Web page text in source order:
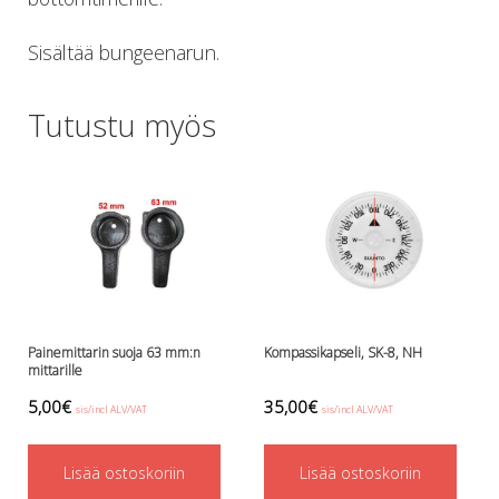
Pullot ja tarvikkeet
Pulloventtiilit ja varaosat
Tarvikkeet pulloihin
Puvut ja aluspuvut
Regulaattorit ja tarvikkeet
Skootterit ja osat
Snorklaus/perusvälineet
Sisältää bungeenarun.
Tutustu myös
Painemittarin suoja 63 mm:n
mittarille
5,00€ sis/incl ALV/VAT
Lisää ostoskoriin
Kompassikapseli, SK-8, NH
35,00€ sis/incl ALV/VAT
Lisää ostoskoriin